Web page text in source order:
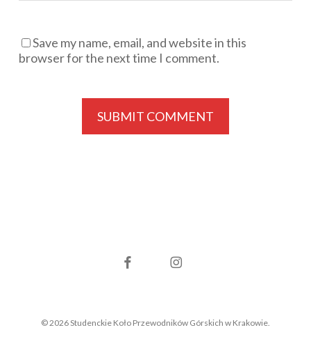
Save my name, email, and website in this
browser for the next time I comment.
© 2026 Studenckie Koło Przewodników Górskich w Krakowie.